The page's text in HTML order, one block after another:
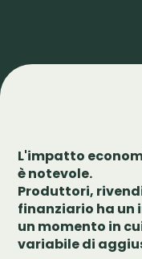
L'impatto
è notevole.
Produttori,
finanziario ha un
un momento in
variabile di